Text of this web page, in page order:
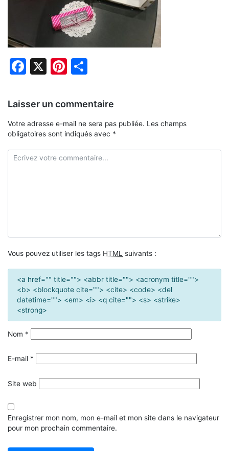
Facebook
X Pinterest
Laisser un commentaire
Votre adresse e-mail ne sera pas publiée. Les champs
obligatoires sont indiqués avec *
Vous pouvez utiliser les tags HTML suivants :
<a href="" title=""> <abbr title=""> <acronym title="">
<b> <blockquote cite=""> <cite> <code> <del
datetime=""> <em> <i> <q cite=""> <s> <strike>
<strong>
Nom *
E-mail *
Site web
Enregistrer mon nom, mon e-mail et mon site dans le navigateur
pour mon prochain commentaire.